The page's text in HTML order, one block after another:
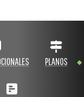
PLANOS